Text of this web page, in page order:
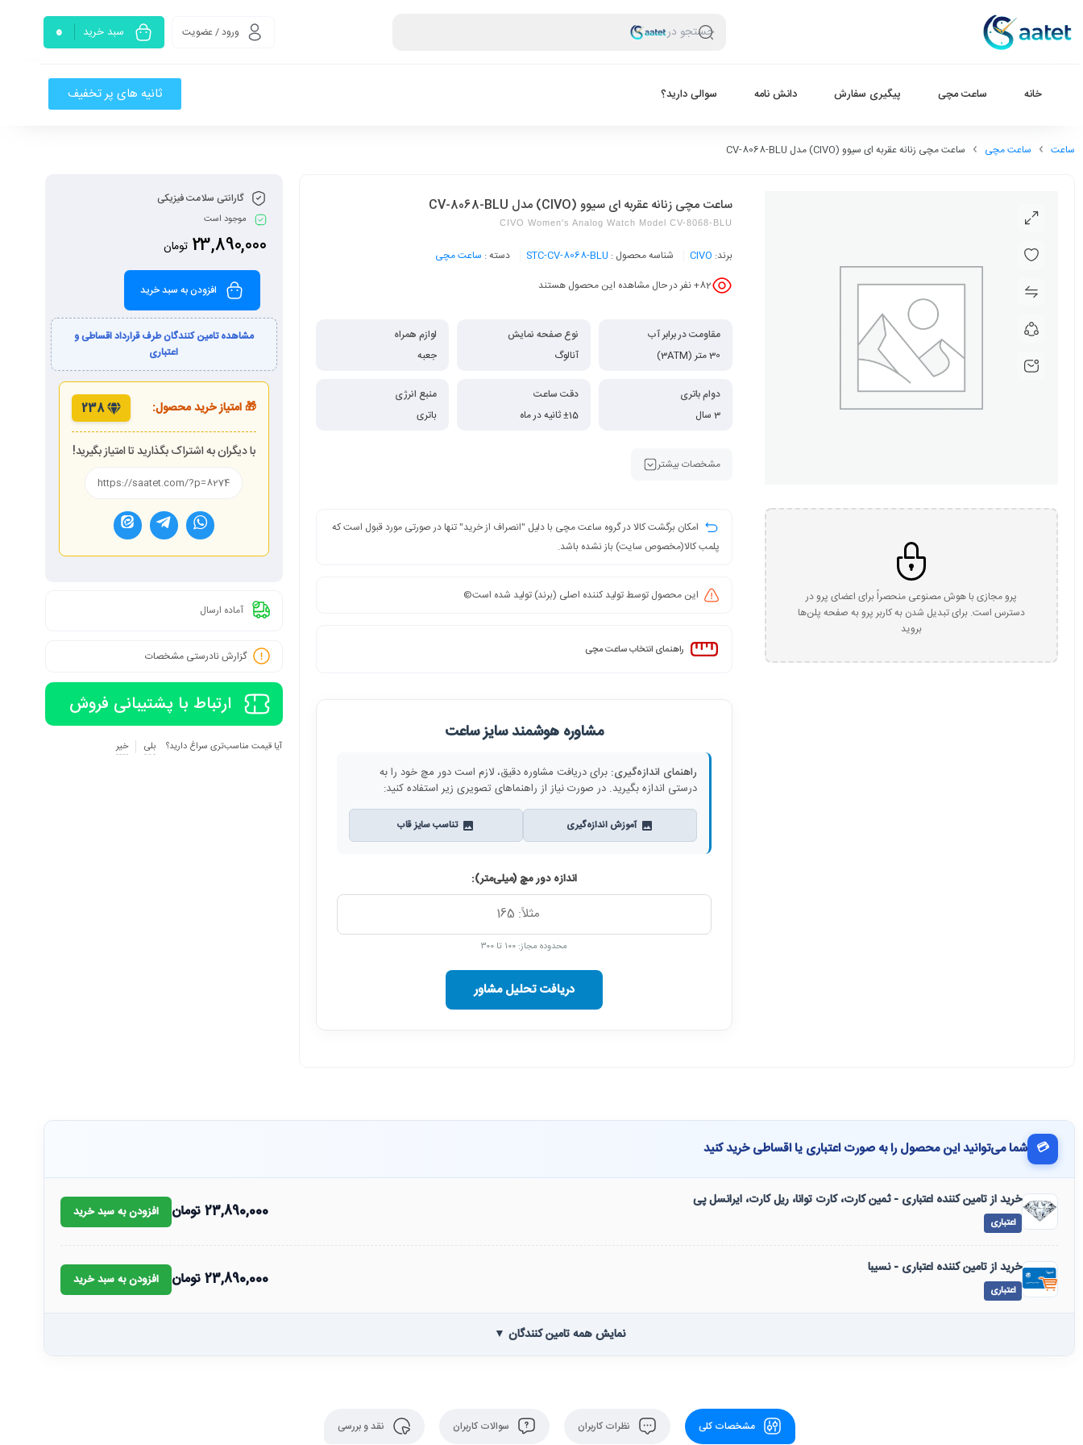
جستجو در ورود / عضویت سبد خرید 0
خانه ساعت مچی پیگیری سفارش دانش نامه سوالی دارید؟ ثانیه های پر تخفیف
ساعت ساعت مچی ساعت مچی زنانه عقربه ای سیوو (CIVO) مدل CV-8068-BLU
پرو مجازی با هوش مصنوعی منحصراً برای اعضای پرو در
دسترس است. برای تبدیل شدن به کاربر پرو به صفحه پلن‌ها
بروید
ساعت مچی زنانه عقربه ای سیوو (CIVO) مدل CV-8068-BLU
CIVO Women's Analog Watch Model CV-8068-BLU
برند: CIVO شناسه محصول : STC-CV-8068-BLU دسته : ساعت مچی
82+ نفر در حال مشاهده این محصول هستند
مقاومت در برابر آب
30 متر (3ATM)
نوع صفحه نمایش
آنالوگ
لوازم همراه
جعبه
دوام باتری
3 سال
دقت ساعت
±15 ثانیه در ماه
منبع انرژی
باتری
مشخصات بیشتر
امکان برگشت کالا در گروه ساعت مچی با دلیل "انصراف از خرید" تنها در صورتی مورد قبول است که
پلمب کالا(مخصوص سایت) باز نشده باشد.
این محصول توسط تولید کننده اصلی (برند) تولید شده است©️
راهنمای انتخاب ساعت مچی
مشاوره هوشمند سایز ساعت
راهنمای اندازه‌گیری: برای دریافت مشاوره دقیق، لازم است دور مچ خود را به
درستی اندازه بگیرید. در صورت نیاز از راهنماهای تصویری زیر استفاده کنید:
آموزش اندازه‌گیری تناسب سایز قاب
اندازه دور مچ (میلی‌متر):
محدوده مجاز: ۱۰۰ تا ۳۰۰
دریافت تحلیل مشاور
گارانتی سلامت فیزیکی
موجود است
23,890,000 تومان
افزودن به سبد خرید
مشاهده تامین کنندگان طرف قرارداد اقساطی و
اعتباری
🎁 امتیاز خرید محصول: 238
با دیگران به اشتراک بگذارید تا امتیاز بگیرید!
آماده ارسال
گزارش نادرستی مشخصات
ارتباط با پشتیبانی فروش
آیا قیمت مناسب‌تری سراغ دارید؟ بلی خیر
💳 شما می‌توانید این محصول را به صورت اعتباری یا اقساطی خرید کنید
خرید از تامین کننده اعتباری - ثمین کارت، کارت توانا، ریل کارت، ایرانسل پی
اعتباری
23,890,000تومان افزودن به سبد خرید
خرید از تامین کننده اعتباری - نسیبا
اعتباری
23,890,000تومان افزودن به سبد خرید
نمایش همه تامین کنندگان ▼
مشخصات کلی نظرات کاربران سوالات کاربران نقد و بررسی